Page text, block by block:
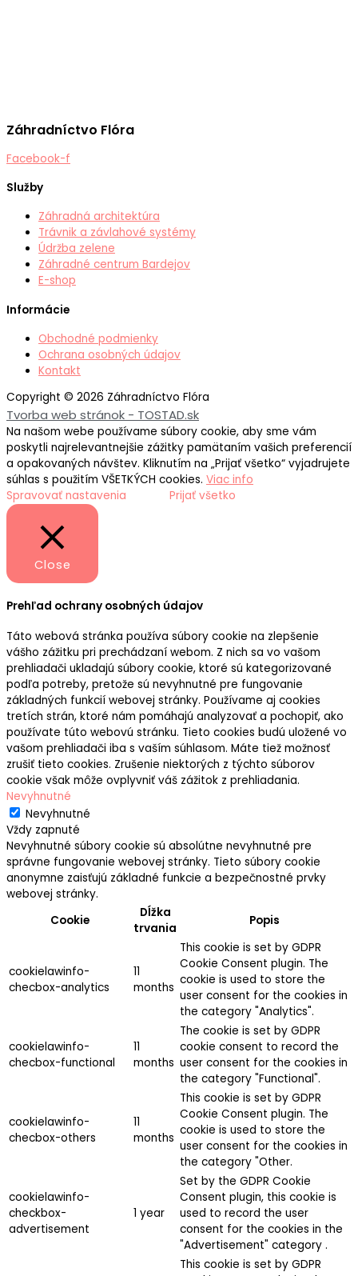
Záhradníctvo Flóra
Facebook-f
Služby
Záhradná architektúra
Trávnik a závlahové systémy
Údržba zelene
Záhradné centrum Bardejov
E-shop
Informácie
Obchodné podmienky
Ochrana osobných údajov
Kontakt
Copyright © 2026 Záhradníctvo Flóra
Tvorba web stránok - TOSTAD.sk
Na našom webe používame súbory cookie, aby sme vám
poskytli najrelevantnejšie zážitky pamätaním vašich preferencií
a opakovaných návštev. Kliknutím na „Prijať všetko“ vyjadrujete
súhlas s použitím VŠETKÝCH cookies. Viac info
Spravovať nastavenia
Prijať všetko
Close
Prehľad ochrany osobných údajov
Táto webová stránka používa súbory cookie na zlepšenie
vášho zážitku pri prechádzaní webom. Z nich sa vo vašom
prehliadači ukladajú súbory cookie, ktoré sú kategorizované
podľa potreby, pretože sú nevyhnutné pre fungovanie
základných funkcií webovej stránky. Používame aj cookies
tretích strán, ktoré nám pomáhajú analyzovať a pochopiť, ako
používate túto webovú stránku. Tieto cookies budú uložené vo
vašom prehliadači iba s vaším súhlasom. Máte tiež možnosť
zrušiť tieto cookies. Zrušenie niektorých z týchto súborov
cookie však môže ovplyvniť váš zážitok z prehliadania.
Nevyhnutné
Nevyhnutné
Vždy zapnuté
Nevyhnutné súbory cookie sú absolútne nevyhnutné pre
správne fungovanie webovej stránky. Tieto súbory cookie
anonymne zaisťujú základné funkcie a bezpečnostné prvky
webovej stránky.
Cookie
Dĺžka
trvania
Popis
cookielawinfo-
checbox-analytics
11
months
This cookie is set by GDPR
Cookie Consent plugin. The
cookie is used to store the
user consent for the cookies in
the category "Analytics".
cookielawinfo-
checbox-functional
11
months
The cookie is set by GDPR
cookie consent to record the
user consent for the cookies in
the category "Functional".
cookielawinfo-
checbox-others
11
months
This cookie is set by GDPR
Cookie Consent plugin. The
cookie is used to store the
user consent for the cookies in
the category "Other.
cookielawinfo-
checkbox-
advertisement
1 year
Set by the GDPR Cookie
Consent plugin, this cookie is
used to record the user
consent for the cookies in the
"Advertisement" category .
This cookie is set by GDPR